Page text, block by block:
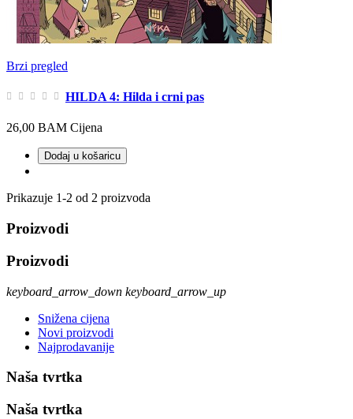
Brzi pregled
HILDA 4: Hilda i crni pas
26,00 BAM Cijena
Dodaj u košaricu
Prikazuje 1-2 od 2 proizvoda
Proizvodi
Proizvodi
keyboard_arrow_down keyboard_arrow_up
Snižena cijena
Novi proizvodi
Najprodavanije
Naša tvrtka
Naša tvrtka